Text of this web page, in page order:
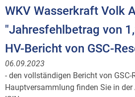
WKV Wasserkraft Volk
"Jahresfehlbetrag von
HV-Bericht von GSC-
06.09.2023
- den vollständigen Bericht von GSC-
Hauptversammlung finden Sie in der